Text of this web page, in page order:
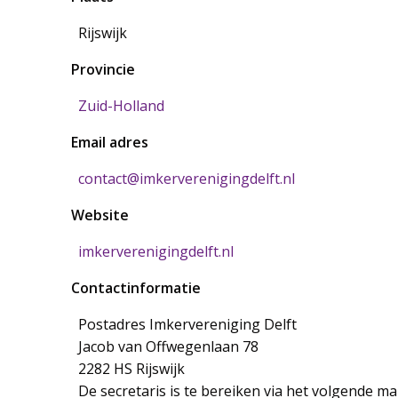
Rijswijk
Provincie
Zuid-Holland
Email adres
contact@imkerverenigingdelft.nl
Website
imkerverenigingdelft.nl
Contactinformatie
Postadres Imkervereniging Delft
Jacob van Offwegenlaan 78
2282 HS Rijswijk
De secretaris is te bereiken via het volgende